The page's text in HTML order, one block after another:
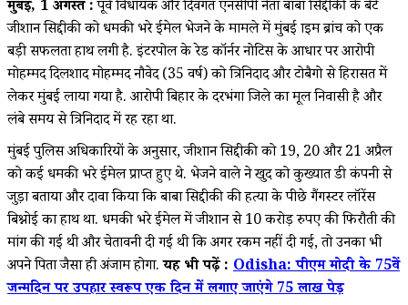
मुंबई, 1 अगस्त :पूर्व विधायक और दिवंगत एनसीपी नेता बाबा सिद्दीकी के बेटे
जीशान सिद्दीकी को धमकी भरे ईमेल भेजने के मामले में मुंबई क्राइम ब्रांच को एक
बड़ी सफलता हाथ लगी है. इंटरपोल के रेड कॉर्नर नोटिस के आधार पर आरोपी
मोहम्मद दिलशाद मोहम्मद नौवेद (35 वर्ष) को त्रिनिदाद और टोबैगो से हिरासत में
लेकर मुंबई लाया गया है. आरोपी बिहार के दरभंगा जिले का मूल निवासी है और
लंबे समय से त्रिनिदाद में रह रहा था.
मुंबई पुलिस अधिकारियों के अनुसार, जीशान सिद्दीकी को 19, 20 और 21 अप्रैल
को कई धमकी भरे ईमेल प्राप्त हुए थे. भेजने वाले ने खुद को कुख्यात डी कंपनी से
जुड़ा बताया और दावा किया कि बाबा सिद्दीकी की हत्या के पीछे गैंगस्टर लॉरेंस
बिश्नोई का हाथ था. धमकी भरे ईमेल में जीशान से 10 करोड़ रुपए की फिरौती की
मांग की गई थी और चेतावनी दी गई थी कि अगर रकम नहीं दी गई, तो उनका भी
अपने पिता जैसा ही अंजाम होगा.यह भी पढ़ें : Odisha: पीएम मोदी के 75वें
जन्मदिन पर उपहार स्वरूप एक दिन में लगाए जाएंगे 75 लाख पेड़